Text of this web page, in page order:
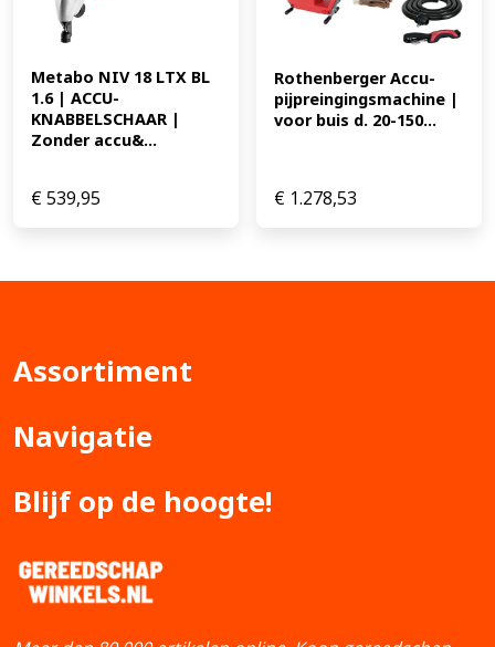
Metabo NIV 18 LTX BL
1.6 | ACCU-
KNABBELSCHAAR |
Zonder accu&...
€539,95
Rothenberger Accu-
pijpreingingsmachine |
voor buis d. 20-150...
€ 1.278,53
Assortiment
Navigatie
Blijf op de hoogte!